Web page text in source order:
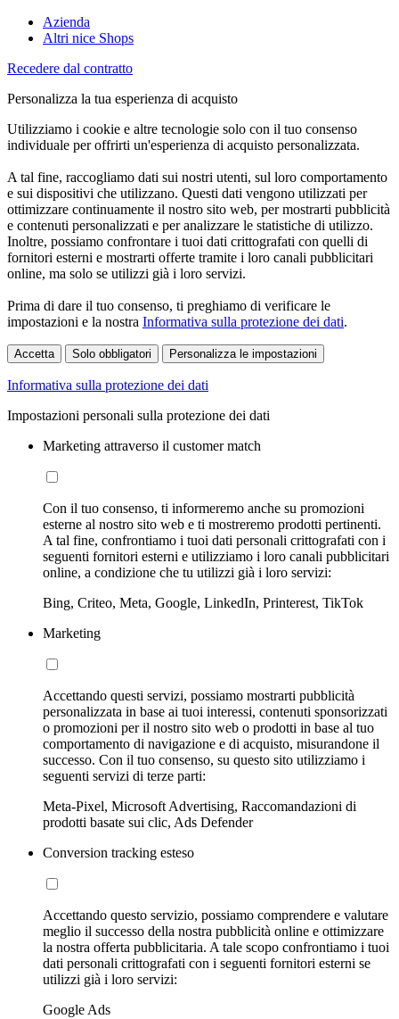
Azienda
Altri nice Shops
Recedere dal contratto
Personalizza la tua esperienza di acquisto
Utilizziamo i cookie e altre tecnologie solo con il tuo consenso
individuale per offrirti un'esperienza di acquisto personalizzata.
A tal fine, raccogliamo dati sui nostri utenti, sul loro comportamento
e sui dispositivi che utilizzano. Questi dati vengono utilizzati per
ottimizzare continuamente il nostro sito web, per mostrarti pubblicità
e contenuti personalizzati e per analizzare le statistiche di utilizzo.
Inoltre, possiamo confrontare i tuoi dati crittografati con quelli di
fornitori esterni e mostrarti offerte tramite i loro canali pubblicitari
online, ma solo se utilizzi già i loro servizi.
Prima di dare il tuo consenso, ti preghiamo di verificare le
impostazioni e la nostra Informativa sulla protezione dei dati.
Accetta Solo obbligatori Personalizza le impostazioni
Informativa sulla protezione dei dati
Impostazioni personali sulla protezione dei dati
Marketing attraverso il customer match
Con il tuo consenso, ti informeremo anche su promozioni
esterne al nostro sito web e ti mostreremo prodotti pertinenti.
A tal fine, confrontiamo i tuoi dati personali crittografati con i
seguenti fornitori esterni e utilizziamo i loro canali pubblicitari
online, a condizione che tu utilizzi già i loro servizi:
Bing, Criteo, Meta, Google, LinkedIn, Printerest, TikTok
Marketing
Accettando questi servizi, possiamo mostrarti pubblicità
personalizzata in base ai tuoi interessi, contenuti sponsorizzati
o promozioni per il nostro sito web o prodotti in base al tuo
comportamento di navigazione e di acquisto, misurandone il
successo. Con il tuo consenso, su questo sito utilizziamo i
seguenti servizi di terze parti:
Meta-Pixel, Microsoft Advertising, Raccomandazioni di
prodotti basate sui clic, Ads Defender
Conversion tracking esteso
Accettando questo servizio, possiamo comprendere e valutare
meglio il successo della nostra pubblicità online e ottimizzare
la nostra offerta pubblicitaria. A tale scopo confrontiamo i tuoi
dati personali crittografati con i seguenti fornitori esterni se
utilizzi già i loro servizi:
Google Ads